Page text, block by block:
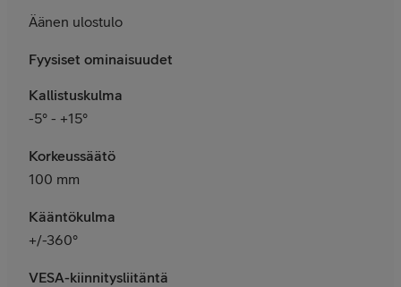
Äänen ulostulo
Fyysiset ominaisuudet
Kallistuskulma
-5° - +15°
Korkeussäätö
100 mm
Kääntökulma
+/-360°
VESA-kiinnitysliitäntä